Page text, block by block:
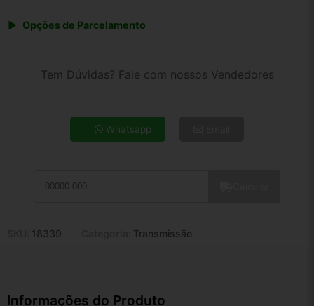
Opções de Parcelamento
5x de R$ 30,77
6x de R$ 25,95
9x de R$ 17,92
Tem Dúvidas? Fale com nossos Vendedores
Whatsapp
18339 Transmissão
Informações do Produto